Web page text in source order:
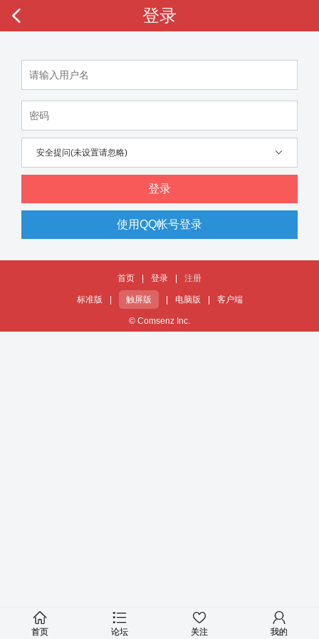
登录
安全提问(未设置请忽略)
登录
使用QQ帐号登录
首页 登录 注册
标准版 触屏版 电脑版 客户端
© Comsenz Inc.
首页 论坛 关注 我的